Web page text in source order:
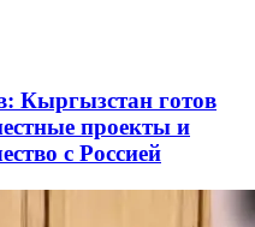
Кыргызстан готов
проекты и
с Россией